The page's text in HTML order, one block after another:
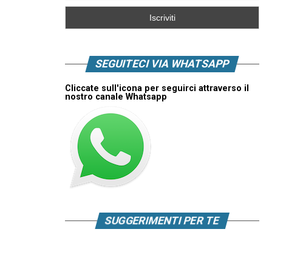
SEGUITECI VIA WHATSAPP
Cliccate sull'icona per seguirci attraverso il
nostro canale Whatsapp
SUGGERIMENTI PER TE